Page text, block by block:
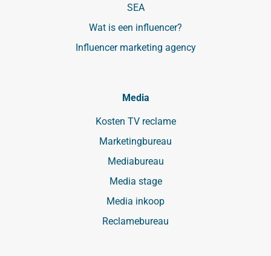
SEA
Wat is een influencer?
Influencer marketing agency
Media
Kosten TV reclame
Marketingbureau
Mediabureau
Media stage
Media inkoop
Reclamebureau